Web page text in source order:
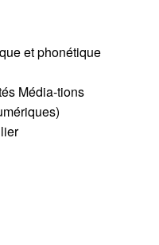
et phonétique
Média-tions